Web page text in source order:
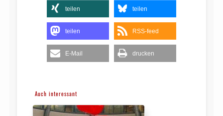
teilen teilen
teilen RSS-feed
E-Mail drucken
Auch interessant